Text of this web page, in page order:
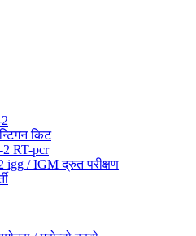
किट
RT-pcr
igg / IGM द्रुत परीक्षण